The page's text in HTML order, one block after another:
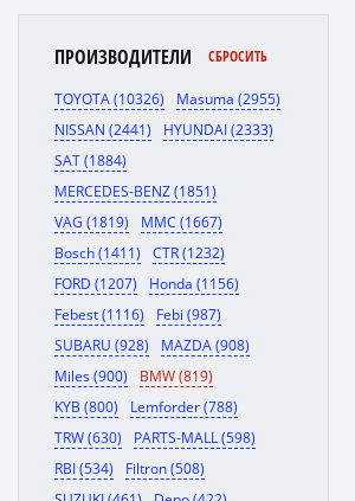
ПРОИЗВОДИТЕЛИ СБРОСИТЬ
TOYOTA (10326)
Masuma (2955)
NISSAN (2441)
HYUNDAI (2333)
SAT (1884)
MERCEDES-BENZ (1851)
VAG (1819)
MMC (1667)
Bosch (1411)
CTR (1232)
FORD (1207)
Honda (1156)
Febest (1116)
Febi (987)
SUBARU (928)
MAZDA (908)
Miles (900)
BMW (819)
KYB (800)
Lemforder (788)
TRW (630)
PARTS-MALL (598)
RBI (534)
Filtron (508)